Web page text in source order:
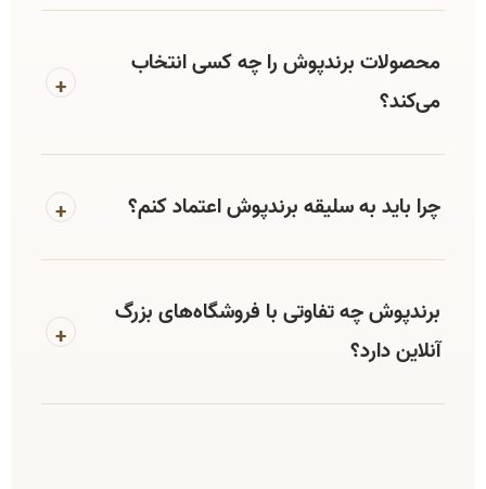
محصولات برندپوش را چه کسی انتخاب
می‌کند؟
+
چرا باید به سلیقه برندپوش اعتماد کنم؟ +
برندپوش چه تفاوتی با فروشگاه‌های بزرگ
آنلاین دارد؟
+